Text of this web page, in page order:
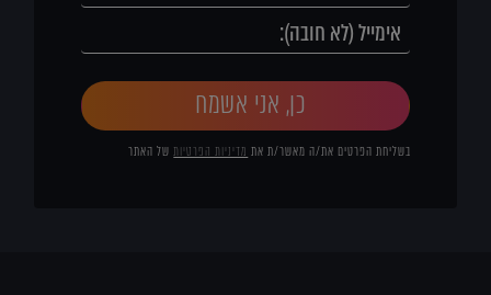
כן, אני אשמח
בשליחת הפרטים את/ה מאשר/ת את מדיניות הפרטיותשל האתר